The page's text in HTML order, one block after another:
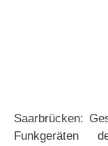
Saarbrücken:
Funkgeräten